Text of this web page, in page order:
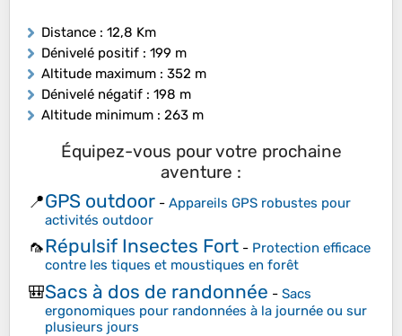
Distance : 12,8 Km
Dénivelé positif : 199 m
Altitude maximum : 352 m
Dénivelé négatif : 198 m
Altitude minimum : 263 m
Équipez-vous pour votre prochaine
aventure :
📍GPS outdoor - Appareils GPS robustes pour
activités outdoor
🦟Répulsif Insectes Fort - Protection efficace
contre les tiques et moustiques en forêt
🎒Sacs à dos de randonnée - Sacs
ergonomiques pour randonnées à la journée ou sur
plusieurs jours